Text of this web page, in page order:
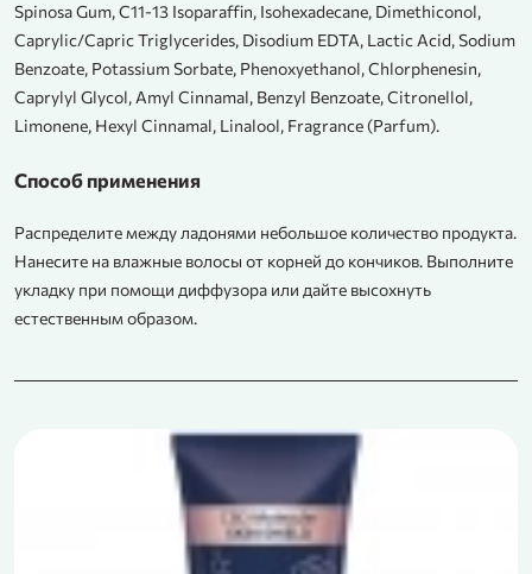
Spinosa Gum, C11-13 Isoparaffin, Isohexadecane, Dimethiconol,
Caprylic/Capric Triglycerides, Disodium EDTA, Lactic Acid, Sodium
Benzoate, Potassium Sorbate, Phenoxyethanol, Chlorphenesin,
Caprylyl Glycol, Amyl Cinnamal, Benzyl Benzoate, Citronellol,
Limonene, Hexyl Cinnamal, Linalool, Fragrance (Parfum).
Способ применения
Распределите между ладонями небольшое количество продукта.
Нанесите на влажные волосы от корней до кончиков. Выполните
укладку при помощи диффузора или дайте высохнуть
естественным образом.